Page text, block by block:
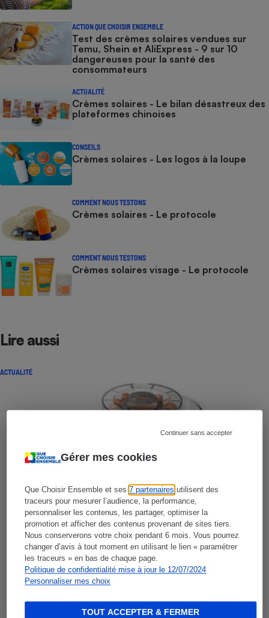
Gérer mes cookies
Que Choisir Ensemble et ses7 partenaires utilisent des
traceurs pour mesurer l’audience, la performance,
personnaliser les contenus, les partager, optimiser la
promotion et afficher des contenus provenant de sites tiers.
Nous conserverons votre choix pendant 6 mois. Vous pourrez
changer d’avis à tout moment en utilisant le lien « paramétrer
les traceurs » en bas de chaque page.
Politique de confidentialité mise à jour le 12/07/2024
Personnaliser mes choix
Continuer sans accepter
TOUT ACCEPTER & FERMER
ACTION QUE CHOISIR ENSEMBLE
Test des crèmes solaires vendues sur
Temu, Shein et AliExpress - 9 sur 10
dangereuses pour la santé des
consommateurs
ACTUALITÉ
Crèmes solaires - Le bilan désastreux des
plateformes chinoises
CONSEILS
Crèmes solaires - Les logos à la loupe
COMMENT NOUS TESTONS
Crèmes solaires - Le protocole
COMMENT NOUS TESTONS
Crèmes solaires visage - Le protocole
Lire aussi
ACTUALITÉ